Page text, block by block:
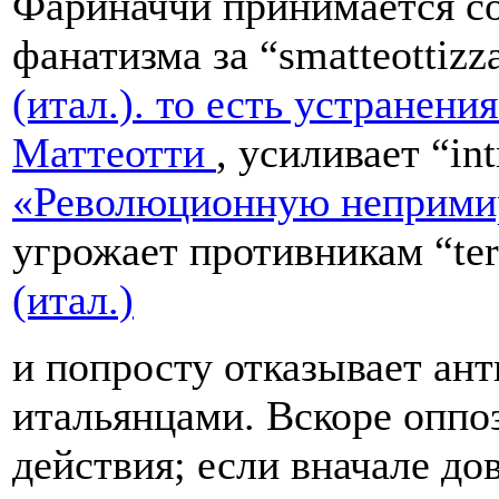
фанатизма за
(итал.). то есть
Маттеотти , усиливает
«Революционную
угрожает противникам
(итал.)
и попросту отказывает
итальянцами. Вскоре
действия; если вначале